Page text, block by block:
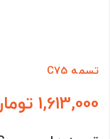
تسمه C75
1,613,000 تومان